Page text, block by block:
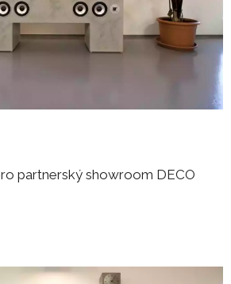
partnerský showroom DECO